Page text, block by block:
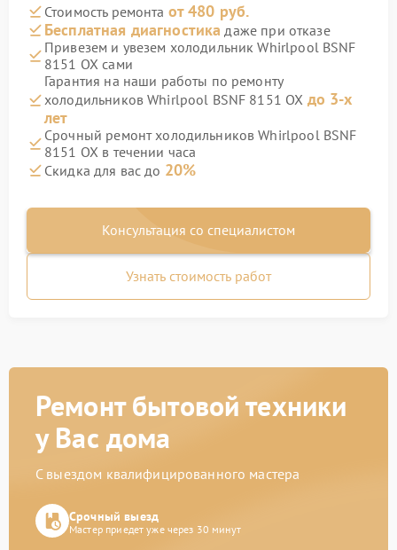
Стоимость ремонта от 480 руб.
Бесплатная диагностика даже при отказе
Привезем и увезем холодильник Whirlpool BSNF
8151 OX сами
Гарантия на наши работы по ремонту
холодильников Whirlpool BSNF 8151 OX до 3-х
лет
Срочный ремонт холодильников Whirlpool BSNF
8151 OX в течении часа
Скидка для вас до 20%
Консультация со специалистом
Узнать стоимость работ
Ремонт бытовой техники
у Вас дома
С выездом квалифицированного мастера
Срочный выезд
Мастер приедет уже через 30 минут